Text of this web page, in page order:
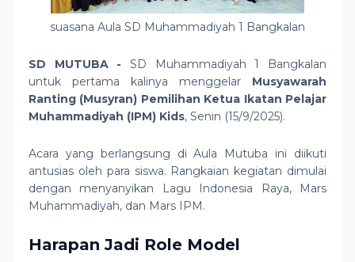
suasana Aula SD Muhammadiyah 1 Bangkalan
SD MUTUBA - SD Muhammadiyah 1 Bangkalan
untuk pertama kalinya menggelar Musyawarah
Ranting (Musyran) Pemilihan Ketua Ikatan Pelajar
Muhammadiyah (IPM) Kids, Senin (15/9/2025).
Acara yang berlangsung di Aula Mutuba ini diikuti
antusias oleh para siswa. Rangkaian kegiatan dimulai
dengan menyanyikan Lagu Indonesia Raya, Mars
Muhammadiyah, dan Mars IPM.
Harapan Jadi Role Model